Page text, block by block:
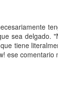
sea delgado.
tiene
ese